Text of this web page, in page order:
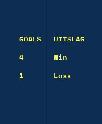
GOALS UITSLAG
4 Win
1 Loss